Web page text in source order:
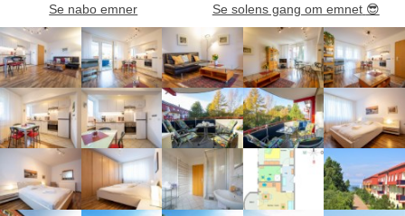
Se nabo emner Se solens gang om emnet 😎